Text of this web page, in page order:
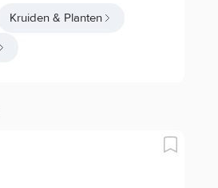
Kruiden & Planten